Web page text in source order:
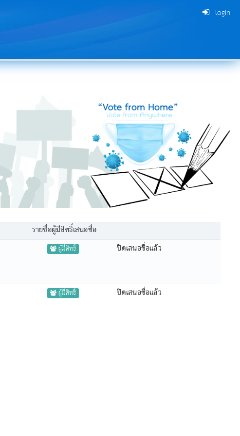
login
รายชื่อผู้มีสิทธิ์เสนอชื่อ
ผู้มีสิทธิ์ ปิดเสนอชื่อแล้ว
ผู้มีสิทธิ์ ปิดเสนอชื่อแล้ว